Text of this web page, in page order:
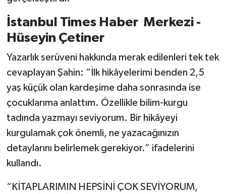
İstanbul Times Haber Merkezi -
Hüseyin Çetiner
Yazarlık serüveni hakkında merak edilenleri tek tek
cevaplayan Şahin: “İlk hikâyelerimi benden 2,5
yaş küçük olan kardeşime daha sonrasında ise
çocuklarıma anlattım. Özellikle bilim-kurgu
tadında yazmayı seviyorum. Bir hikâyeyi
kurgulamak çok önemli, ne yazacağınızın
detaylarını belirlemek gerekiyor.” ifadelerini
kullandı.
“KİTAPLARIMIN HEPSİNİ ÇOK SEVİYORUM,